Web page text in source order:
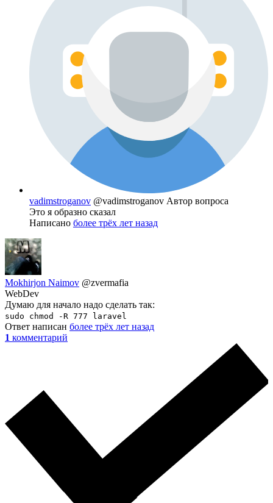
vadimstroganov @vadimstroganov Автор вопроса
Это я образно сказал
Написано более трёх лет назад
Mokhirjon Naimov @zvermafia
WebDev
Думаю для начало надо сделать так:
sudo chmod -R 777 laravel
Ответ написан более трёх лет назад
1 комментарий